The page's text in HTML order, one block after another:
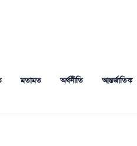
মতামত অর্থনীতি আন্তর্জাতিক